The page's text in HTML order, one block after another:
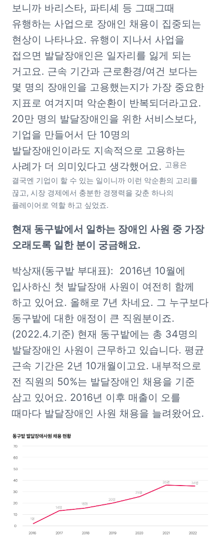
보니까 바리스타, 파티셰 등 그때그때
유행하는 사업으로 장애인 채용이 집중되는
현상이 나타나요. 유행이 지나서 사업을
접으면 발달장애인은 일자리를 잃게 되는
거고요. 근속 기간과 근로환경/여건 보다는
몇 명의 장애인을 고용했는지가 가장 중요한
지표로 여겨지며 악순환이 반복되더라고요.
20만 명의 발달장애인을 위한 서비스보다,
기업을 만들어서 단 10명의
발달장애인이라도 지속적으로 고용하는
사례가 더 의미있다고 생각했어요. 고용은
결국엔 기업이 할 수 있는 일이니까 이런 악순환의 고리를
끊고, 시장 경제에서 충분한 경쟁력을 갖춘 하나의
플레이어로 역할 하고 싶었죠.
현재 동구밭에서 일하는 장애인 사원 중 가장
오래도록 일한 분이 궁금해요.
박상재(동구밭 부대표):  2016년 10월에
입사하신 첫 발달장애 사원이 여전히 함께
하고 있어요. 올해로 7년 차네요. 그 누구보다
동구밭에 대한 애정이 큰 직원분이죠.
(2022.4.기준) 현재 동구밭에는 총 34명의
발달장애인 사원이 근무하고 있습니다. 평균
근속 기간은 2년 10개월이고요. 내부적으로
전 직원의 50%는 발달장애인 채용을 기준
삼고 있어요. 2016년 이후 매출이 오를
때마다 발달장애인 사원 채용을 늘려왔어요.